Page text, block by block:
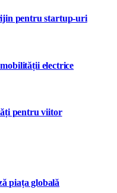
pentru startup-uri
electrice
pentru viitor
piața globală